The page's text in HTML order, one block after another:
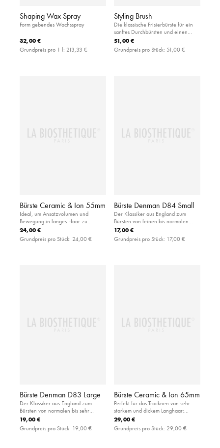
Shaping Wax Spray
Form gebendes Wachsspray
32,00 €
Grundpreis pro 1 l: 213,33 €
Styling Brush
Die klassische Frisierbürste für ein
sanftes Durchbürsten und einen
gepflegten Look: Die Natur- und
Nylonborsten bringen
wunderschönen Glanz und
51,00 €
Grundpreis pro Stück: 51,00 €
Bürste Ceramic & Ion 55mm
Ideal, um Ansatzvolumen und
Bewegung in langes Haar zu
bringen: handliche Rundbürste aus
Keramik für eine kürzere
Trocknungszeit
24,00 €
Grundpreis pro Stück: 24,00 €
Bürste Denman D84 Small
Der Klassiker aus England zum
Bürsten von feinen bis normalen
Haaren: kleine Paddlebürste mit
luftgefedertem Gummikissen aus
Kautschuk
17,00 €
Grundpreis pro Stück: 17,00 €
Bürste Denman D83 Large
Der Klassiker aus England zum
Bürsten von normalen bis sehr
dicken, langen Haaren: große
Paddlebürste mit luftgefedertem
Gummikissen aus Kautschuk
19,00 €
Grundpreis pro Stück: 19,00 €
Bürste Ceramic & Ion 65mm
Perfekt für das Trocknen von sehr
starkem und dickem Langhaar:
handliche Rundbürste aus Keramik
mit besonderer Griffigkeit im Haar
29,00 €
Grundpreis pro Stück: 29,00 €